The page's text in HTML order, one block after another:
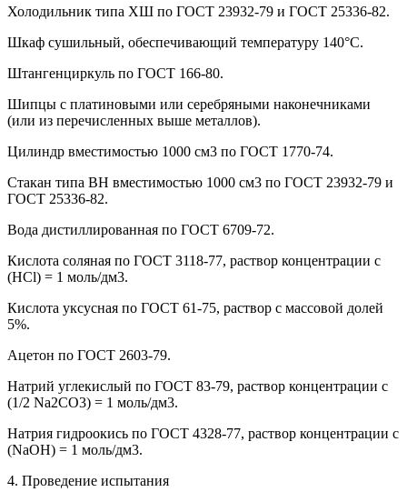
Холодильник типа ХШ по ГОСТ 23932-79 и ГОСТ 25336-82.
Шкаф сушильный, обеспечивающий температуру 140°С.
Штангенциркуль по ГОСТ 166-80.
Шипцы с платиновыми или серебряными наконечниками
(или из перечисленных выше металлов).
Цилиндр вместимостью 1000 см3 по ГОСТ 1770-74.
Стакан типа ВН вместимостью 1000 см3 по ГОСТ 23932-79 и
ГОСТ 25336-82.
Вода дистиллированная по ГОСТ 6709-72.
Кислота соляная по ГОСТ 3118-77, раствор концентрации с
(HCl) = 1 моль/дм3.
Кислота уксусная по ГОСТ 61-75, раствор с массовой долей
5%.
Ацетон по ГОСТ 2603-79.
Натрий углекислый по ГОСТ 83-79, раствор концентрации с
(1/2 Na2CO3) = 1 моль/дм3.
Натрия гидроокись по ГОСТ 4328-77, раствор концентрации с
(NaOH) = 1 моль/дм3.
4. Проведение испытания